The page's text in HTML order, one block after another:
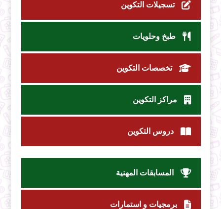
تسجيلات التكوين
طبخ وحلويات
تخصصات التكوين
مراكز التكوين
دروس التكوين
المسابقات المهنية
برمجيات و استمارات